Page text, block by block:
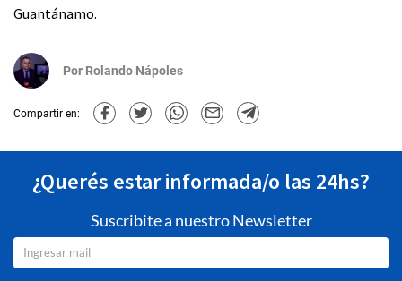
Guantánamo.
Por Rolando Nápoles
Compartir en:
¿Querés estar informada/o las 24hs?
Suscribite a nuestro Newsletter